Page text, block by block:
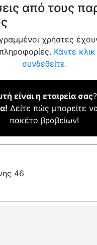
από τους
χρήστες
Κάντε
συνδεθείτε.
είναι η εταιρεία σας?
Δείτε πώς μπορείτε
πακέτο βραβείων!
46